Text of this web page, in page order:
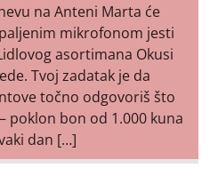
na Anteni Marta će
mikrofonom jesti
asortimana Okusi
Tvoj zadatak je da
točno odgovoriš što
poklon bon od 1.000 kuna
dan […]